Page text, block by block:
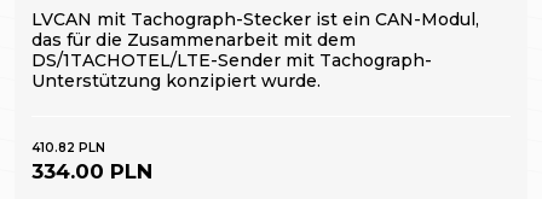
LVCAN mit Tachograph-Stecker ist ein CAN-Modul,
das für die Zusammenarbeit mit dem
DS/1TACHOTEL/LTE-Sender mit Tachograph-
Unterstützung konzipiert wurde.
410.82 PLN
334.00 PLN